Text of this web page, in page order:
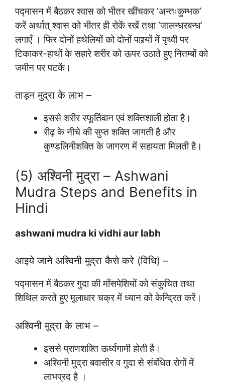
पद्मासन में बैठकर श्वास को भीतर खींचकर ‘अन्तःकुम्भक’
करें अर्थात् श्वास को भीतर ही रोकें रखें तथा ‘जालन्धरबन्ध’
लगाएँ । फिर दोनों हथेलियों को दोनों पाश्र्यों में पृथ्वी पर
टिकाकर-हाथों के सहारे शरीर को ऊपर उठाते हुए नितम्बों को
जमीन पर पटकें।
ताड़न मुद्रा के लाभ –
इससे शरीर स्फूर्तिवान एवं शक्तिशाली होता है।
रीढ़ के नीचे की सुप्त शक्ति जागती है और
कुण्डलिनीशक्ति के जागरण में सहायता मिलती है।
(5) अश्विनी मुद्रा – Ashwani
Mudra Steps and Benefits in
Hindi
ashwani mudra ki vidhi aur labh
आइये जाने अश्विनी मुद्रा कैसे करे (विधि) –
पद्मासन में बैठकर गुदा की माँसपेशियों को संकुचित तथा
शिथिल करते हुए मूलाधार चक्र में ध्यान को केन्द्रित करें।
अश्विनी मुद्रा के लाभ –
इससे प्राणशक्ति ऊर्ध्वगामी होती है।
अश्विनी मुद्रा बवासीर व गुदा से संबंधित रोगों में
लाभप्रद है ।